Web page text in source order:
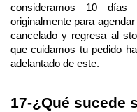
consideramos 10
originalmente para
cancelado y regresa al
que cuidamos tu pedido
adelantado de este.
17-¿Qué sucede